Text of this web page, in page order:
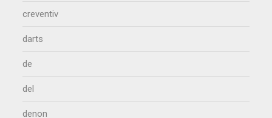
creventiv
darts
de
del
denon